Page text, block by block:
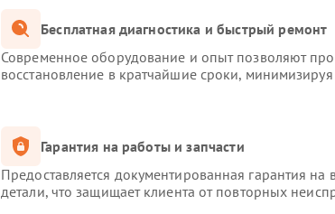
Бесплатная диагностика и быстрый ремонт
Современное оборудование и опыт позволяют
восстановление в кратчайшие сроки, минимизируя
Гарантия на работы и запчасти
Предоставляется документированная гарантия
детали, что защищает клиента от повторных